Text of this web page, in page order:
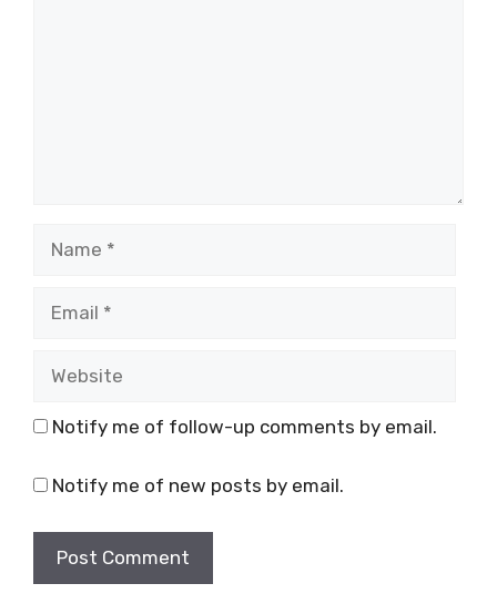
Notify me of follow-up comments by email.
Notify me of new posts by email.